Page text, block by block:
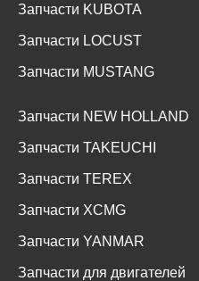
Запчасти KUBOTA
Запчасти LOCUST
Запчасти MUSTANG
Запчасти NEW HOLLAND
Запчасти TAKEUCHI
Запчасти TEREX
Запчасти XCMG
Запчасти YANMAR
Запчасти для двигателей